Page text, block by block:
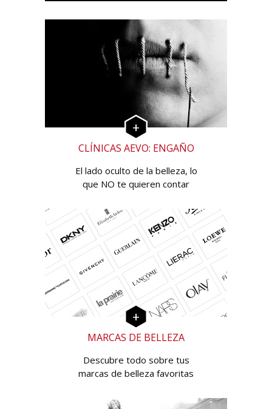
CLÍNICAS AEVO: ENGAÑO
El lado oculto de la belleza, lo
que NO te quieren contar
MARCAS DE BELLEZA
Descubre todo sobre tus
marcas de belleza favoritas